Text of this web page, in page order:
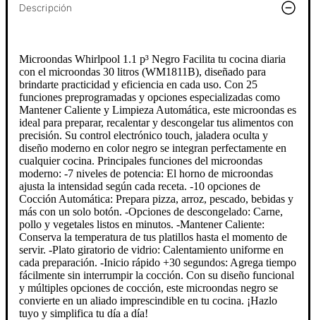
Descripción
Microondas Whirlpool 1.1 p³ Negro Facilita tu cocina diaria
con el microondas 30 litros (WM1811B), diseñado para
brindarte practicidad y eficiencia en cada uso. Con 25
funciones preprogramadas y opciones especializadas como
Mantener Caliente y Limpieza Automática, este microondas es
ideal para preparar, recalentar y descongelar tus alimentos con
precisión. Su control electrónico touch, jaladera oculta y
diseño moderno en color negro se integran perfectamente en
cualquier cocina. Principales funciones del microondas
moderno: -7 niveles de potencia: El horno de microondas
ajusta la intensidad según cada receta. -10 opciones de
Cocción Automática: Prepara pizza, arroz, pescado, bebidas y
más con un solo botón. -Opciones de descongelado: Carne,
pollo y vegetales listos en minutos. -Mantener Caliente:
Conserva la temperatura de tus platillos hasta el momento de
servir. -Plato giratorio de vidrio: Calentamiento uniforme en
cada preparación. -Inicio rápido +30 segundos: Agrega tiempo
fácilmente sin interrumpir la cocción. Con su diseño funcional
y múltiples opciones de cocción, este microondas negro se
convierte en un aliado imprescindible en tu cocina. ¡Hazlo
tuyo y simplifica tu día a día!